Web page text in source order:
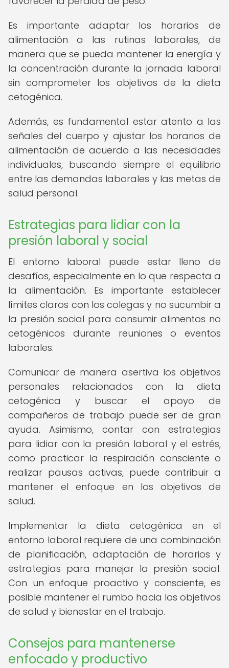
Es importante adaptar los horarios de
alimentación a las rutinas laborales, de
manera que se pueda mantener la energía y
la concentración durante la jornada laboral
sin comprometer los objetivos de la dieta
cetogénica.
Además, es fundamental estar atento a las
señales del cuerpo y ajustar los horarios de
alimentación de acuerdo a las necesidades
individuales, buscando siempre el equilibrio
entre las demandas laborales y las metas de
salud personal.
Estrategias para lidiar con la
presión laboral y social
El entorno laboral puede estar lleno de
desafíos, especialmente en lo que respecta a
la alimentación. Es importante establecer
límites claros con los colegas y no sucumbir a
la presión social para consumir alimentos no
cetogénicos durante reuniones o eventos
laborales.
Comunicar de manera asertiva los objetivos
personales relacionados con la dieta
cetogénica y buscar el apoyo de
compañeros de trabajo puede ser de gran
ayuda. Asimismo, contar con estrategias
para lidiar con la presión laboral y el estrés,
como practicar la respiración consciente o
realizar pausas activas, puede contribuir a
mantener el enfoque en los objetivos de
salud.
Implementar la dieta cetogénica en el
entorno laboral requiere de una combinación
de planificación, adaptación de horarios y
estrategias para manejar la presión social.
Con un enfoque proactivo y consciente, es
posible mantener el rumbo hacia los objetivos
de salud y bienestar en el trabajo.
Consejos para mantenerse
enfocado y productivo